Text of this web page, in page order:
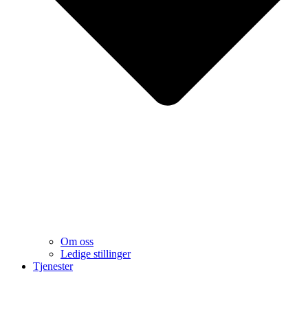
Om oss
Ledige stillinger
Tjenester